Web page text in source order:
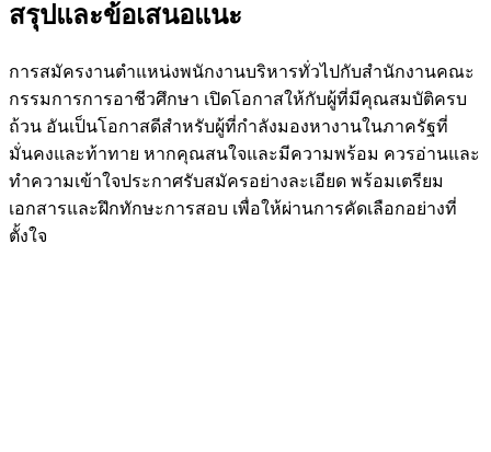
สรุปและข้อเสนอแนะ
การสมัครงานตำแหน่งพนักงานบริหารทั่วไปกับสำนักงานคณะ
กรรมการการอาชีวศึกษา เปิดโอกาสให้กับผู้ที่มีคุณสมบัติครบ
ถ้วน อันเป็นโอกาสดีสำหรับผู้ที่กำลังมองหางานในภาครัฐที่
มั่นคงและท้าทาย หากคุณสนใจและมีความพร้อม ควรอ่านและ
ทำความเข้าใจประกาศรับสมัครอย่างละเอียด พร้อมเตรียม
เอกสารและฝึกทักษะการสอบ เพื่อให้ผ่านการคัดเลือกอย่างที่
ตั้งใจ